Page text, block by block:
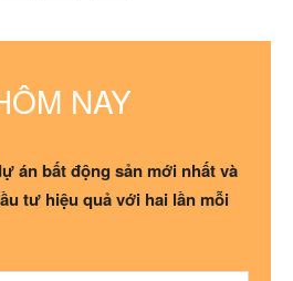
NAY
án bất động sản mới nhất và
tư hiệu quả với hai lần mỗi